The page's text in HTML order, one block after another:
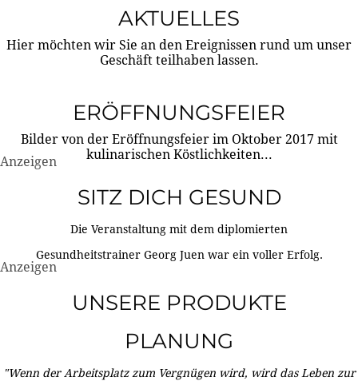
AKTUELLES
Hier möchten wir Sie an den Ereignissen rund um unser
Geschäft teilhaben lassen.
ERÖFFNUNGSFEIER
Bilder von der Eröffnungsfeier im Oktober 2017 mit
kulinarischen Köstlichkeiten...
Anzeigen
SITZ DICH GESUND
Die Veranstaltung mit dem diplomierten
Gesundheitstrainer Georg Juen war ein voller Erfolg.
Anzeigen
UNSERE PRODUKTE
PLANUNG
"Wenn der Arbeitsplatz zum Vergnügen wird, wird das Leben zur